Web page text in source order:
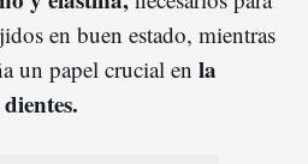
en buen estado, mientras
un papel crucial en la